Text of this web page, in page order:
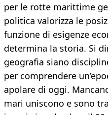
per le rotte marittime
politica valorizza le
funzione di esigenze
determina la storia. Si
geografia siano
per comprendere
apolare di oggi.
mari uniscono e sono